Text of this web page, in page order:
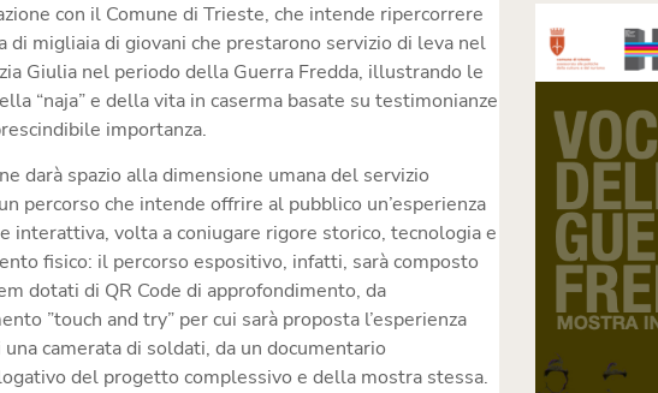
con il Comune di Trieste, che intende ripercorrere
di migliaia di giovani che prestarono servizio di leva nel
Giulia nel periodo della Guerra Fredda, illustrando le
a “naja” e della vita in caserma basate su testimonianze
importanza.
darà spazio alla dimensione umana del servizio
percorso che intende offrire al pubblico un’esperienza
interattiva, volta a coniugare rigore storico, tecnologia e
fisico: il percorso espositivo, infatti, sarà composto
dotati di QR Code di approfondimento, da
”touch and try” per cui sarà proposta l’esperienza
camerata di soldati, da un documentario
del progetto complessivo e della mostra stessa.